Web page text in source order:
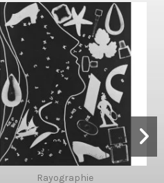
Rayographie